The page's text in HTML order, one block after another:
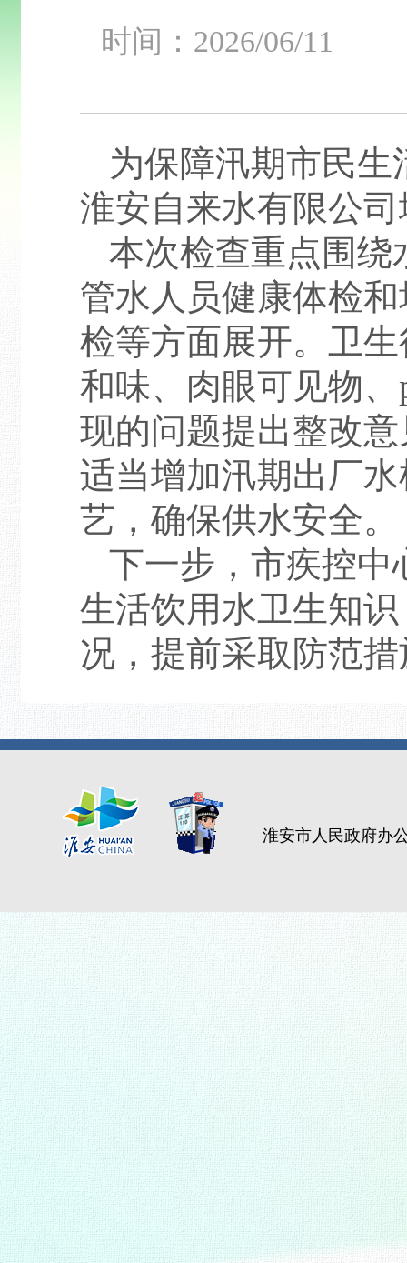
时间：2026/06/
为保障汛期市民
淮安自来水有限公
本次检查重点围绕
管水人员健康体检
检等方面展开。卫
和味、肉眼可见物
现的问题提出整改
适当增加汛期出厂
艺，确保供水安全。
下一步，市疾控中
生活饮用水卫生知
况，提前采取防范
淮安市人民政府办